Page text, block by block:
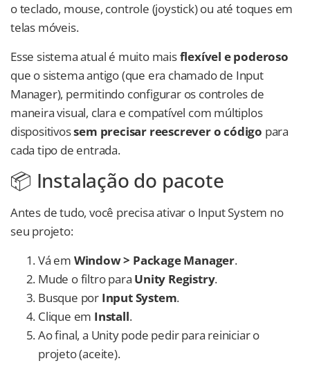
o teclado, mouse, controle (joystick) ou até toques em
telas móveis.
Esse sistema atual é muito maisflexível e poderoso
que o sistema antigo (que era chamado de Input
Manager), permitindo configurar os controles de
maneira visual, clara e compatível com múltiplos
dispositivossem precisar reescrever o código para
cada tipo de entrada.
📦 Instalação do pacote
Antes de tudo, você precisa ativar o Input System no
seu projeto:
Vá em Window > Package Manager.
Mude o filtro para Unity Registry.
Busque por Input System.
Clique em Install.
Ao final, a Unity pode pedir para reiniciar o
projeto (aceite).